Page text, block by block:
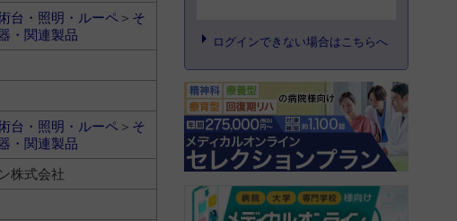
台・照明・ルーペ ＞ そ
・関連製品
台・照明・ルーペ ＞ そ
・関連製品
株式会社
ログインできない場合はこちらへ